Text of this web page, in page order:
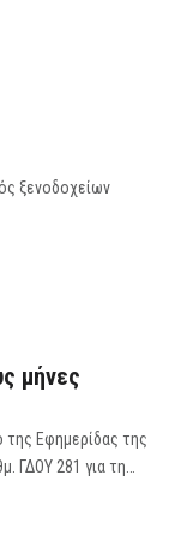
ξενοδοχείων
μήνες
Εφημερίδας της
ΓΔΟΥ 281 για τη…